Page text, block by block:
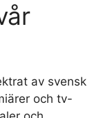
av svensk
och tv-